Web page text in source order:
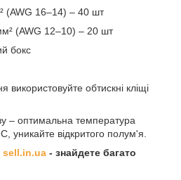
(AWG 16–14) – 40 шт
(AWG 12–10) – 20 шт
бокс
використовуйте обтискні кліщі
– оптимальна температура
уникайте відкритого полум'я.
sell.in.ua - знайдете багато